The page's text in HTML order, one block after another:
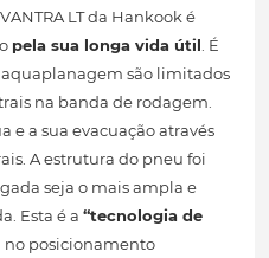
VANTRA LT da Hankook é
pela sua longa vida útil. É
aquaplanagem são limitados
na banda de rodagem.
e a sua evacuação através
A estrutura do pneu foi
seja o mais ampla e
Esta é a “tecnologia de
no posicionamento